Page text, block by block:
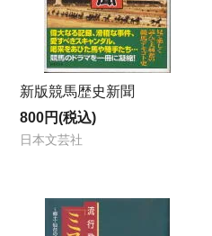
新版競馬歴史新聞
800円(税込)
日本文芸社